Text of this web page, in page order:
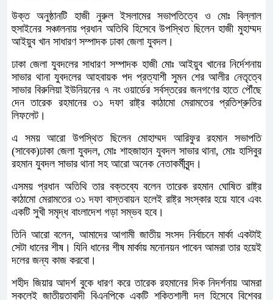
উক্ত অনুষ্ঠানটি হাজী নুরুল ইসলামের সভাপতিত্বে ও মোঃ বিল্লাল
হুসাইনের সঞ্চালনায় প্রধান অতিথি হিসেবে উপস্থিত ছিলেন হাজী মুহাম্মদ
আইয়ুব খান সাধারণ সম্পাদক ঢাকা জেলা যুবদল।
ঢাকা জেলা যুবদলের সাধারণ সম্পাদক হাজী মোঃ আইয়ুব খানের নির্দেশনায়
সাভার থানা যুবদলের আহবায়ক পদ প্রত্যাশী সুমন শের আলীর নেতৃত্বে
সাভার বিরুলিয়া ইউনিয়নের ৭ নং ওয়ার্ডের সর্বস্তরের জনগণের হাতে পৌঁছে
দেন তারেক রহমানের ৩১ দফা রাষ্ট্র কাঠামো মেরামতের প্রতিশ্রুতির
লিফলেট।
এ সময় আরো উপস্থিত ছিলেন মোহাম্মদ আরিফুর রহমান সভাপতি
(সাবেক)ঢাকা জেলা যুবদল, মোঃ শাহজাহান যুবদল সাভার থানা, মোঃ হাসিবুর
রহমান যুবদল সাভার থানা সহ আরো অনেক নেতাকর্মীবৃন্দ।
এসময় প্রধান অতিথি তার বক্তব্যে বলেন তারেক রহমান ঘোষিত রাষ্ট্র
কাঠামো মেরামতের ৩১ দফা বাস্তবায়ন হলেই রাষ্ট্র সংস্কার হয়ে যাবে এবং
একটি সুখী সমৃদ্ধ বাংলাদেশ গড়া সম্ভব হবে।
তিনি আরো বলেন, আমাদের আগামী জাতীয় সংসদ নির্বাচনে মার্কা একটাই
সেটা ধানের শীষ। যিনি ধানের শীষ মার্কায় মনোনয়ন পাবেন আমরা তার হয়েই
দলের জন্য কাজ করবো।
শহীদ জিয়ার আদর্শ বুকে ধারণ করে তারেক রহমানের দিক নিদর্শনায় আমরা
সকলেই জাতীয়তাবাদী বিএনপিকে একটি শক্তিশালী দল হিসেবে বিশ্বের